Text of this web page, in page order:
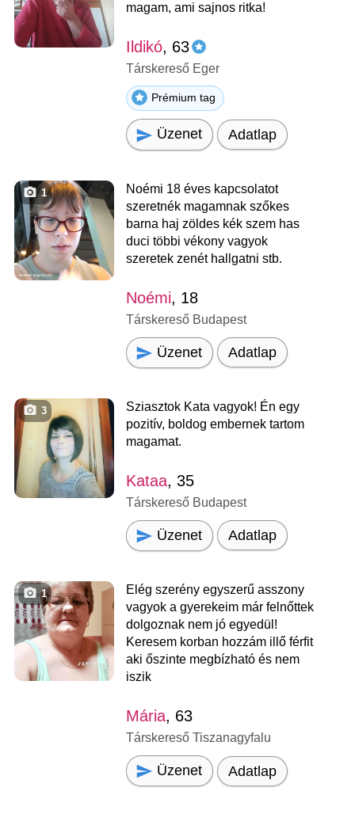
magam, ami sajnos ritka!
Ildikó, 63
Társkereső Eger
Prémium tag
Üzenet Adatlap
1
Noémi 18 éves kapcsolatot
szeretnék magamnak szőkes
barna haj zöldes kék szem has
duci többi vékony vagyok
szeretek zenét hallgatni stb.
Noémi, 18
Társkereső Budapest
Üzenet Adatlap
3
Sziasztok Kata vagyok! Én egy
pozitív, boldog embernek tartom
magamat.
Kataa, 35
Társkereső Budapest
Üzenet Adatlap
1
Elég szerény egyszerű asszony
vagyok a gyerekeim már felnőttek
dolgoznak nem jó egyedül!
Keresem korban hozzám illő férfit
aki őszinte megbízható és nem
iszik
Mária, 63
Társkereső Tiszanagyfalu
Üzenet Adatlap